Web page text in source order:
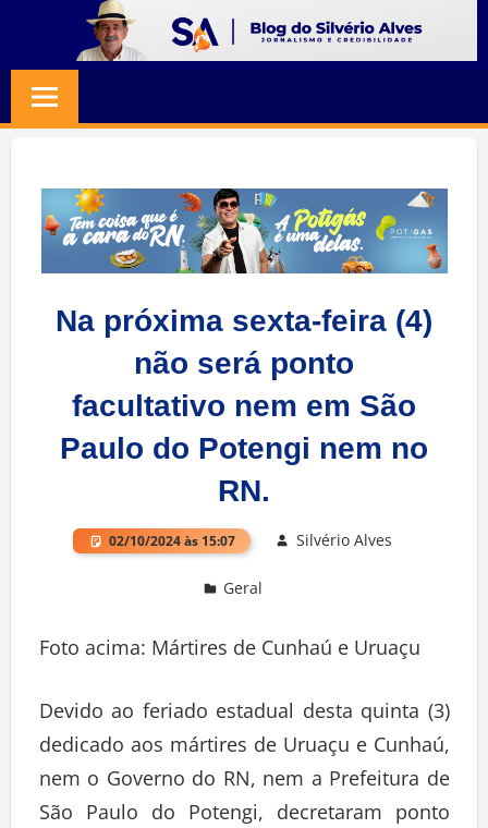
content
SILVERIO
ALVES
Jornalismo
Credibilidade
Na próxima sexta-feira (4)
não será ponto
facultativo nem em São
Paulo do Potengi nem no
RN.
02/10/2024 às 15:07 Silvério Alves
Geral
Foto acima: Mártires de Cunhaú e Uruaçu
Devido ao feriado estadual desta quinta (3)
dedicado aos mártires de Uruaçu e Cunhaú,
nem o Governo do RN, nem a Prefeitura de
São Paulo do Potengi, decretaram ponto